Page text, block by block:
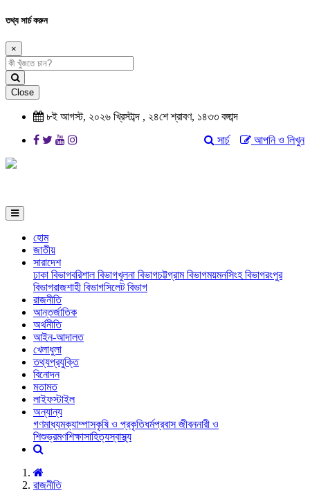
তথ্য সার্চ করুন
×
Close
৮ই আগস্ট, ২০২৬ খ্রিস্টাব্দ , ২৪শে শ্রাবণ, ১৪৩৩ বঙ্গাব্দ
আপনি ও লিখুন
সার্চ
হোম
জাতীয়
সারাদেশ
ঢাকা বিভাগবরিশাল বিভাগখুলনা বিভাগচট্টগ্রাম বিভাগময়মনসিংহ বিভাগরংপুর
বিভাগরাজশাহী বিভাগসিলেট বিভাগ
রাজনীতি
আন্তর্জাতিক
অর্থনীতি
আইন-আদালত
খেলাধুলা
তথ্যপ্রযুক্তি
বিনোদন
মতামত
লাইফস্টাইল
অন্যান্য
গণমাধ্যমক্যাম্পাসকৃষি ও প্রকৃতিধর্মপ্রবাস জীবননারী ও
শিশুভ্রমণশিক্ষাসাহিত্যস্বাস্থ্য
রাজনীতি